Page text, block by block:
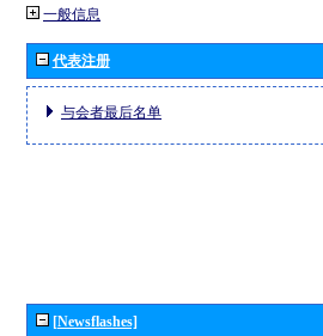
一般信息
代表注册
与会者最后名单
[Newsflashes]